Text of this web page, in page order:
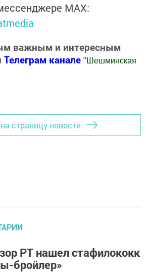
MАХ:
важным и интересным
Телеграм канале "Шешминская
страницу новости
РТ нашел стафилококк
бройлер»